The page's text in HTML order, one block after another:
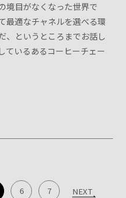
境目がなくなった世界で
最適なチャネルを選べる環
、というところまでお話し
ているあるコーヒーチェー
6 7 NEXT